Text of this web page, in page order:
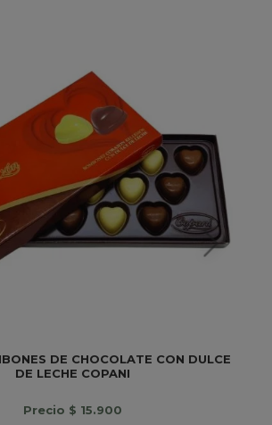
DE CHOCOLATE CON DULCE
DE LECHE COPANI
Precio $ 15.900